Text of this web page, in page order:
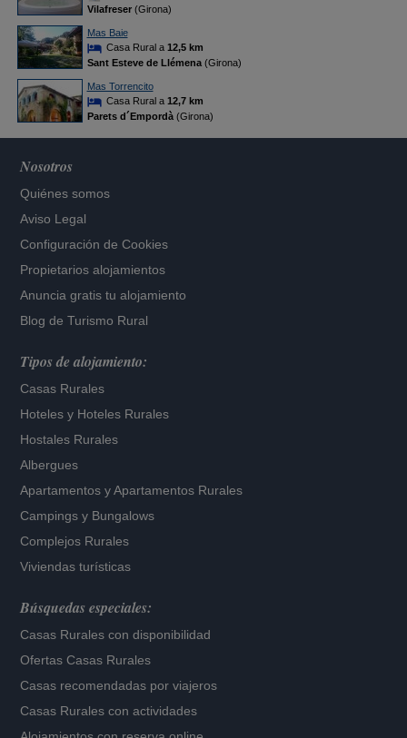
Vilafreser(Girona)
Mas Baie
Casa Rural a 12,5 km
Sant Esteve de Llémena(Girona)
Mas Torrencito
Casa Rural a 12,7 km
Parets d´Empordà(Girona)
Nosotros
Quiénes somos
Aviso Legal
Configuración de Cookies
Propietarios alojamientos
Anuncia gratis tu alojamiento
Blog de Turismo Rural
Tipos de alojamiento:
Casas Rurales
Hoteles y Hoteles Rurales
Hostales Rurales
Albergues
Apartamentos yApartamentos Rurales
Campings y Bungalows
Complejos Rurales
Viviendas turísticas
Búsquedas especiales:
Casas Rurales con disponibilidad
Ofertas Casas Rurales
Casas recomendadas por viajeros
Casas Rurales con actividades